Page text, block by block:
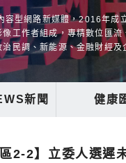
容型網路新媒體，2016年成
像工作者組成，專精數位匯流
治民調、新能源、金融財經及
新聞 健康
2-2】立委人選遲